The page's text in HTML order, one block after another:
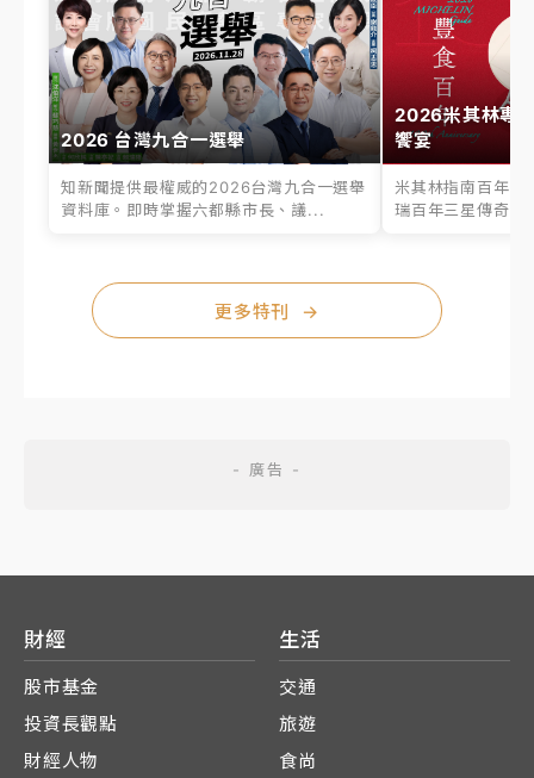
2026 台灣九合一選舉
知新聞提供最權威的2026台灣九合一選舉
資料庫。即時掌握六都縣市長、議...
2026米其林專
饗宴
米其林指南百年之
瑞百年三星傳奇、
更多特刊 →
財經
股市基金
投資長觀點
財經人物
生活
交通
旅遊
食尚